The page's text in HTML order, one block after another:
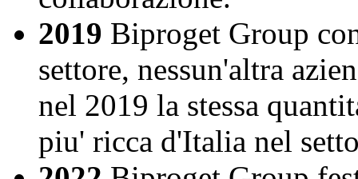
2019 Biproget Group
settore, nessun'altra
nel 2019 la stessa
piu' ricca d'Italia nel